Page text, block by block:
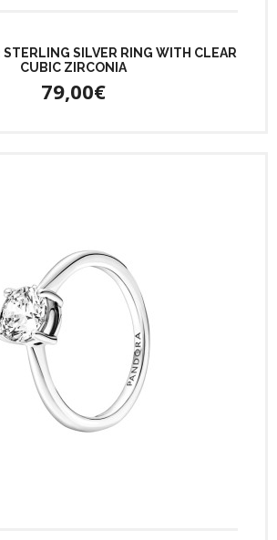
SILVER RING WITH CLEAR
CUBIC ZIRCONIA
79,00€